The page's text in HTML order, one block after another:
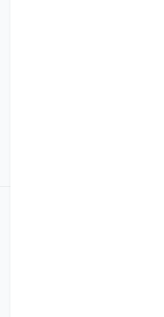
و پیام‌ها
اورجینال
آب، با تکیه بر دانش فنی و